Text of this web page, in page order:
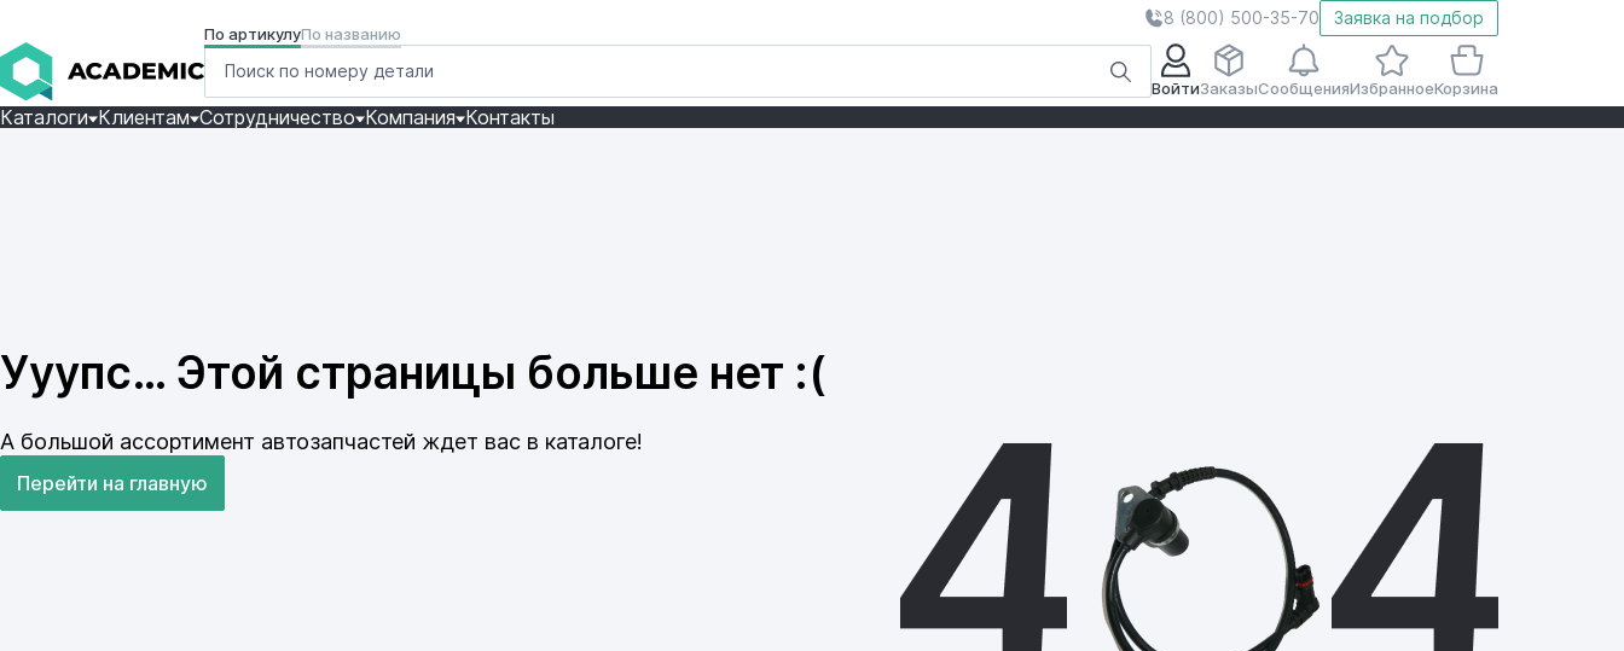
8 (800) 500-35-70 Заявка на подбор
По артикулуПо названию
ВойтиЗаказыСообщенияИзбранноеКорзина
Каталоги Клиентам Сотрудничество Компания Контакты
Ууупс… Этой страницы больше нет :(
А большой ассортимент автозапчастей ждет вас в каталоге!
Перейти на главную